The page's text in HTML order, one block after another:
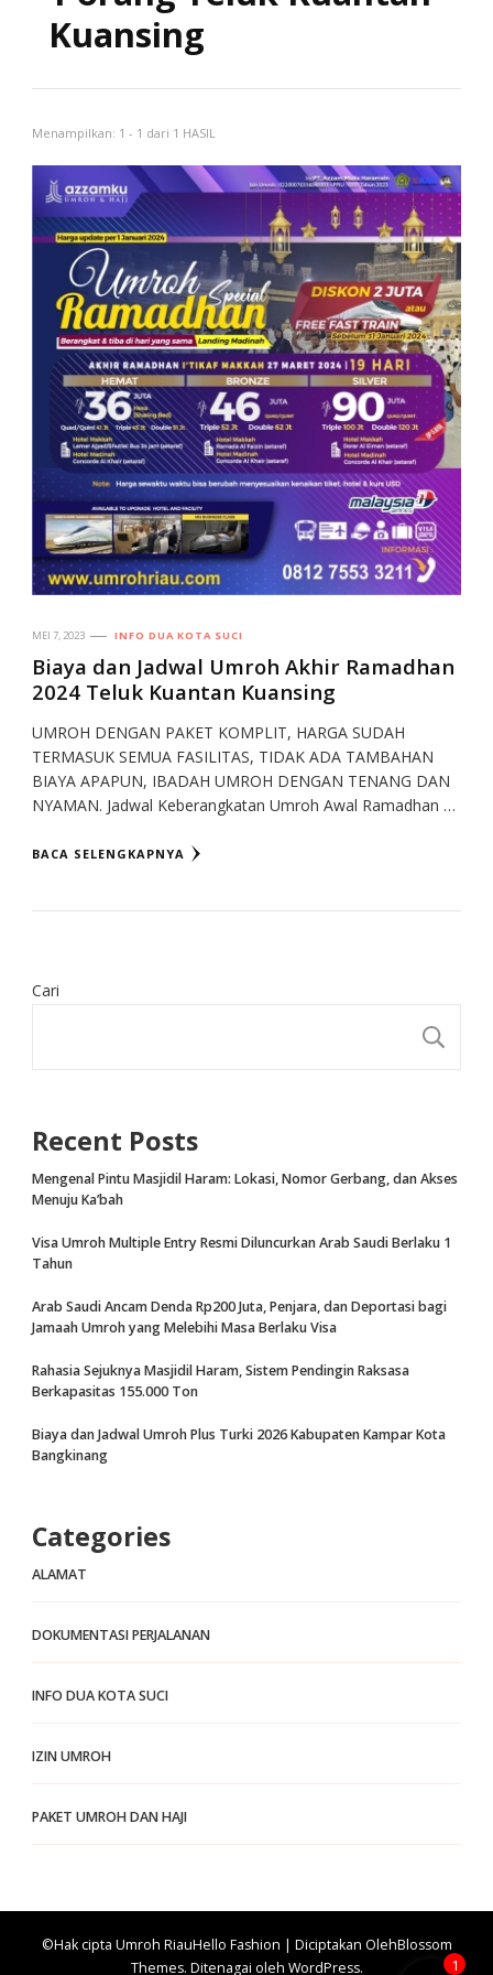
Kuansing
Menampilkan: 1 - 1 dari 1 HASIL
MEI 7, 2023 INFO DUA KOTA SUCI
Biaya dan Jadwal Umroh Akhir Ramadhan
2024 Teluk Kuantan Kuansing
UMROH DENGAN PAKET KOMPLIT, HARGA SUDAH
TERMASUK SEMUA FASILITAS, TIDAK ADA TAMBAHAN
BIAYA APAPUN, IBADAH UMROH DENGAN TENANG DAN
NYAMAN. Jadwal Keberangkatan Umroh Awal Ramadhan …
BACA SELENGKAPNYA
Cari
Recent Posts
Mengenal Pintu Masjidil Haram: Lokasi, Nomor Gerbang, dan Akses
Menuju Ka’bah
Visa Umroh Multiple Entry Resmi Diluncurkan Arab Saudi Berlaku 1
Tahun
Arab Saudi Ancam Denda Rp200 Juta, Penjara, dan Deportasi bagi
Jamaah Umroh yang Melebihi Masa Berlaku Visa
Rahasia Sejuknya Masjidil Haram, Sistem Pendingin Raksasa
Berkapasitas 155.000 Ton
Biaya dan Jadwal Umroh Plus Turki 2026 Kabupaten Kampar Kota
Bangkinang
Categories
ALAMAT
DOKUMENTASI PERJALANAN
INFO DUA KOTA SUCI
IZIN UMROH
PAKET UMROH DAN HAJI
©Hak cipta Umroh RiauHello Fashion | Diciptakan OlehBlossom
Themes. Ditenagai oleh WordPress. 1